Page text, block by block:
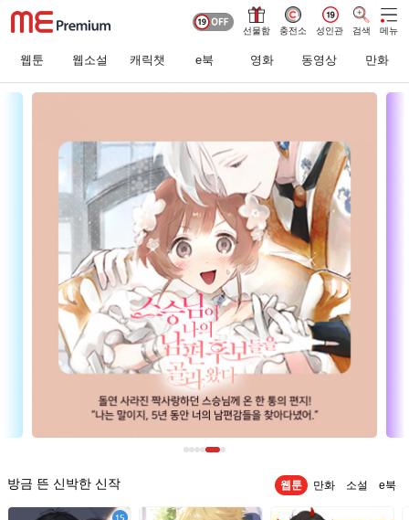
선물함 충전소 성인관 검색 메뉴
웹툰 웹소설 캐릭챗 e북 영화 동영상 만화
방금 뜬 신박한 신작 웹툰 만화 소설 e북